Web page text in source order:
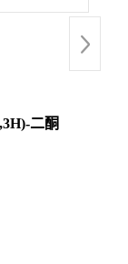
二酮